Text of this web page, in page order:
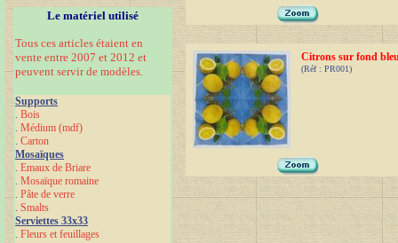
Le matériel utilisé
Tous ces articles étaient en
vente entre 2007 et 2012 et
peuvent servir de modèles.
Supports
. Bois
. Médium (mdf)
. Carton
Mosaïques
. Emaux de Briare
. Mosaïque romaine
. Pâte de verre
. Smalts
Serviettes 33x33
. Fleurs et feuillages
Citrons sur fond
(Réf : PR001)